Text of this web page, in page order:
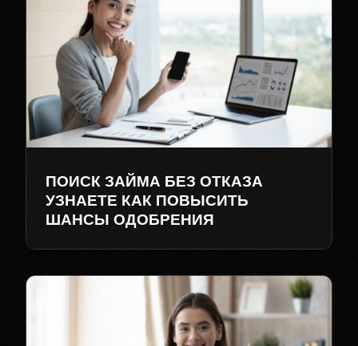
ПОИСК ЗАЙМА БЕЗ ОТКАЗА
УЗНАЕТЕ КАК ПОВЫСИТЬ
ШАНСЫ ОДОБРЕНИЯ